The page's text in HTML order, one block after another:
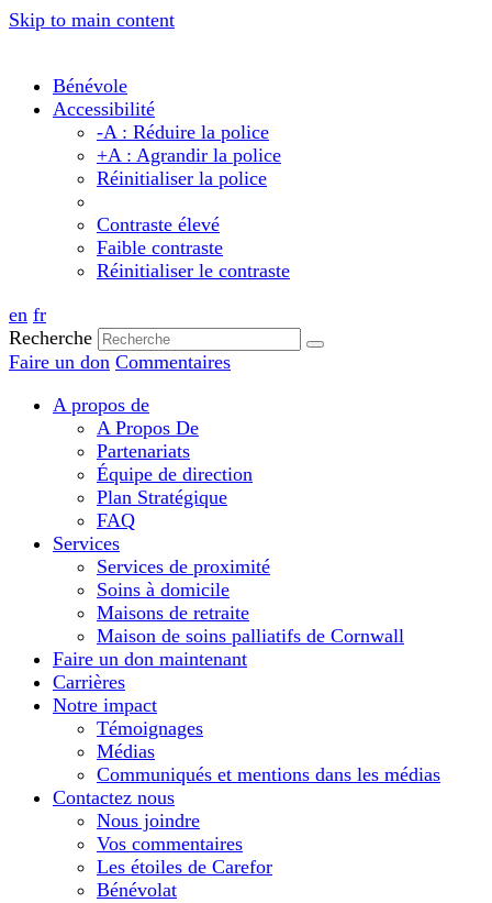
Skip to main content
Bénévole
Accessibilité
-A : Réduire la police
+A : Agrandir la police
Réinitialiser la police
Contraste élevé
Faible contraste
Réinitialiser le contraste
en fr
Recherche
Faire un don Commentaires
A propos de
A Propos De
Partenariats
Équipe de direction
Plan Stratégique
FAQ
Services
Services de proximité
Soins à domicile
Maisons de retraite
Maison de soins palliatifs de Cornwall
Faire un don maintenant
Carrières
Notre impact
Témoignages
Médias
Communiqués et mentions dans les médias
Contactez nous
Nous joindre
Vos commentaires
Les étoiles de Carefor
Bénévolat